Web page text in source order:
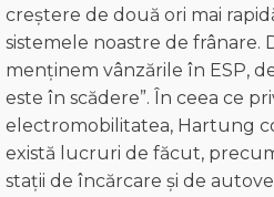
creștere de două ori mai
sistemele noastre de frânare.
menținem vânzările în ESP,
este în scădere”. În ceea ce
electromobilitatea, Hartung
există lucruri de făcut,
stații de încărcare și de